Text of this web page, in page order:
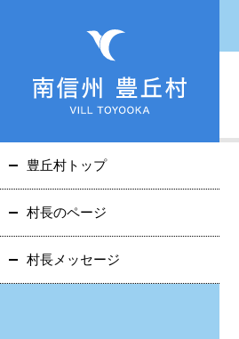
豊丘村トップ
村長のページ
村長メッセージ